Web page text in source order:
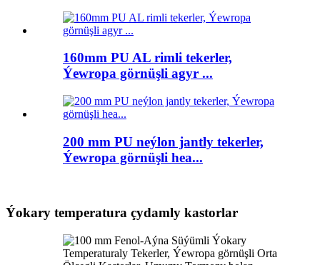
160mm PU AL rimli tekerler,
Ýewropa görnüşli agyr ...
200 mm PU neýlon jantly tekerler,
Ýewropa görnüşli hea...
Ýokary temperatura çydamly kastorlar